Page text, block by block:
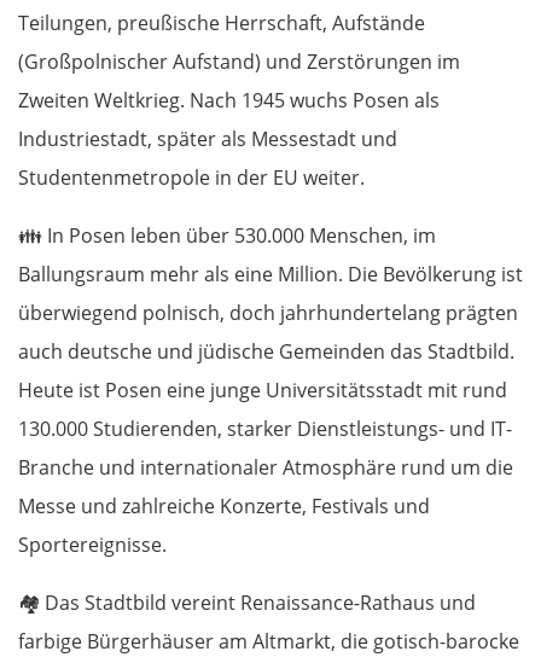
Teilungen, preußische Herrschaft, Aufstände
(Großpolnischer Aufstand) und Zerstörungen im
Zweiten Weltkrieg. Nach 1945 wuchs Posen als
Industriestadt, später als Messestadt und
Studentenmetropole in der EU weiter.
👪 In Posen leben über 530.000 Menschen, im
Ballungsraum mehr als eine Million. Die Bevölkerung ist
überwiegend polnisch, doch jahrhundertelang prägten
auch deutsche und jüdische Gemeinden das Stadtbild.
Heute ist Posen eine junge Universitätsstadt mit rund
130.000 Studierenden, starker Dienstleistungs- und IT-
Branche und internationaler Atmosphäre rund um die
Messe und zahlreiche Konzerte, Festivals und
Sportereignisse.
🏘️ Das Stadtbild vereint Renaissance-Rathaus und
farbige Bürgerhäuser am Altmarkt, die gotisch-barocke